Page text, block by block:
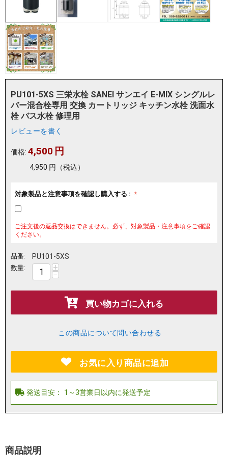
PU101-5XS 三栄水栓 SANEI サンエイ E-MIX シングルレ
バー混合栓専用 交換 カートリッジ キッチン水栓 洗面水
栓 バス水栓 修理用
レビューを書く
価格: 4,500 円
4,950 円 （税込）
対象製品と注意事項を確認し購入する :
ご注文後の返品交換はできません。必ず、対象製品・注意事項をご確認
ください。
品番: PU101-5XS
数量: +
−
買い物カゴに入れる
この商品について問い合わせる
お気に入り商品に追加
商品説明